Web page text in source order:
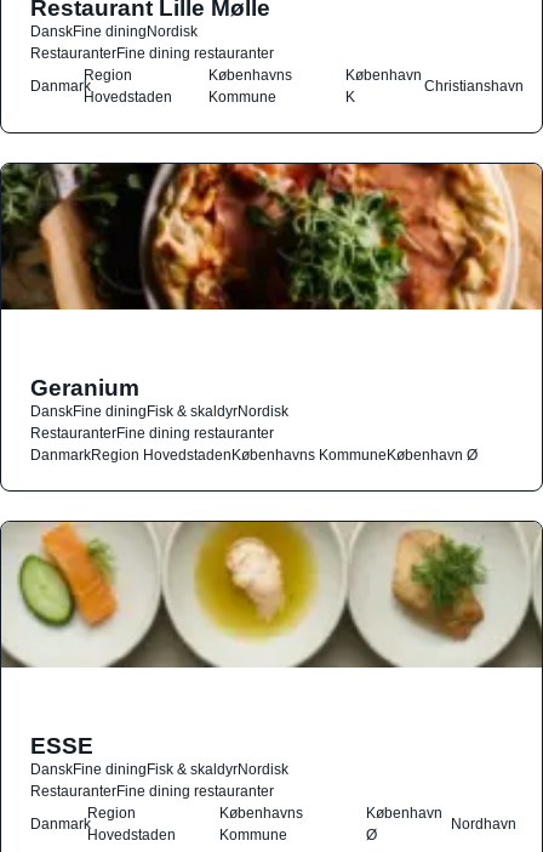
Restaurant Lille Mølle
DanskFine diningNordisk
RestauranterFine dining restauranter
Danmark
Region
Hovedstaden
Københavns
Kommune
København
K
Christianshavn
Geranium
DanskFine diningFisk & skaldyrNordisk
RestauranterFine dining restauranter
DanmarkRegion HovedstadenKøbenhavns KommuneKøbenhavn Ø
ESSE
DanskFine diningFisk & skaldyrNordisk
RestauranterFine dining restauranter
Danmark
Region
Hovedstaden
Københavns
Kommune
København
Ø
Nordhavn